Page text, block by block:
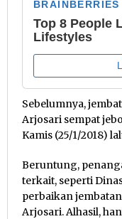
Sebelumnya,
Arjosari sempat
Kamis (25/1/2018)
Beruntung,
terkait, seperti
perbaikan
Arjosari. Alhasil,